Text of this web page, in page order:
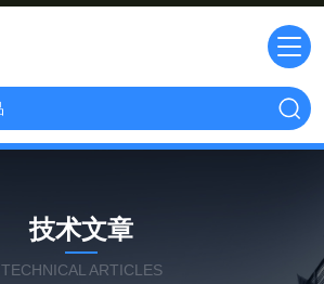
技术文章
TECHNICAL ARTICLES